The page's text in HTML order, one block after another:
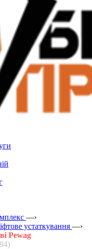
—›
устаткування —›
Pewag